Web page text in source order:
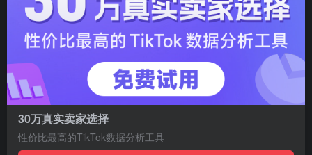
30万真实卖家选择
性价比最高的TikTok数据分析工具